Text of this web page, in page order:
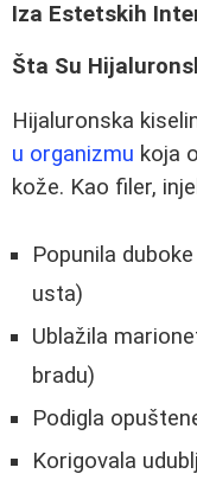
Iza Estetskih
Šta Su
Hijaluronska
u organizmu koja
kože. Kao filer,
Popunila
usta)
Ublažila
bradu)
Podigla
Korigovala